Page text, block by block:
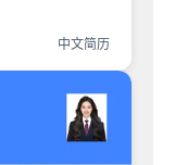
中文简历